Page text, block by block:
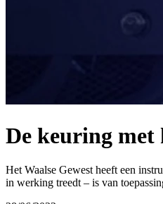
De keuring met
Het Waalse Gewest heeft een
in werking treedt – is van